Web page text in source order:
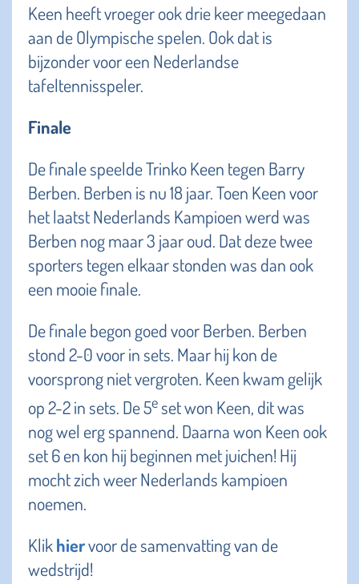
Keen heeft vroeger ook drie keer meegedaan
aan de Olympische spelen. Ook dat is
bijzonder voor een Nederlandse
tafeltennisspeler.
Finale
De finale speelde Trinko Keen tegen Barry
Berben. Berben is nu 18 jaar. Toen Keen voor
het laatst Nederlands Kampioen werd was
Berben nog maar 3 jaar oud. Dat deze twee
sporters tegen elkaar stonden was dan ook
een mooie finale.
De finale begon goed voor Berben. Berben
stond 2-0 voor in sets. Maar hij kon de
voorsprong niet vergroten. Keen kwam gelijk
op 2-2 in sets. De 5eset won Keen, dit was
nog wel erg spannend. Daarna won Keen ook
set 6 en kon hij beginnen met juichen! Hij
mocht zich weer Nederlands kampioen
noemen.
Klikhiervoor de samenvatting van de
wedstrijd!